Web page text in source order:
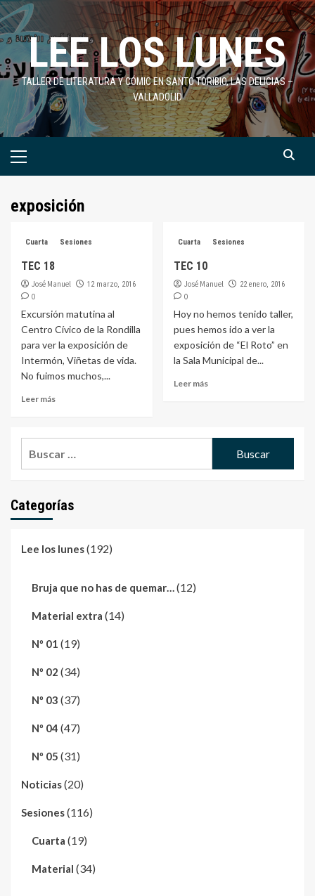
Saltar
al
contenidoLEE LOS LUNES
TALLER DE LITERATURA Y CÓMIC EN SANTO TORIBIO, LAS DELICIAS –
VALLADOLID
Menú
exposición
Cuarta Sesiones
TEC 18
José Manuel 12 marzo, 2016
0
Excursión matutina al
Centro Cívico de la Rondilla
para ver la exposición de
Intermón, Viñetas de vida.
No fuimos muchos,...
Leer más
Cuarta Sesiones
TEC 10
José Manuel 22 enero, 2016
0
Hoy no hemos tenido taller,
pues hemos ido a ver la
exposición de “El Roto” en
la Sala Municipal de...
Leer más
Categorías
Lee los lunes(192)
Bruja que no has de quemar…(12)
Material extra (14)
Nº 01 (19)
Nº 02 (34)
Nº 03 (37)
Nº 04 (47)
Nº 05 (31)
Noticias(20)
Sesiones(116)
Cuarta (19)
Material (34)